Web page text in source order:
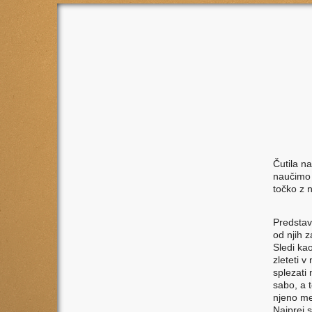
Čutila
točko z
od njih
Sledi
zleteti v
splezati
sabo, a
njeno